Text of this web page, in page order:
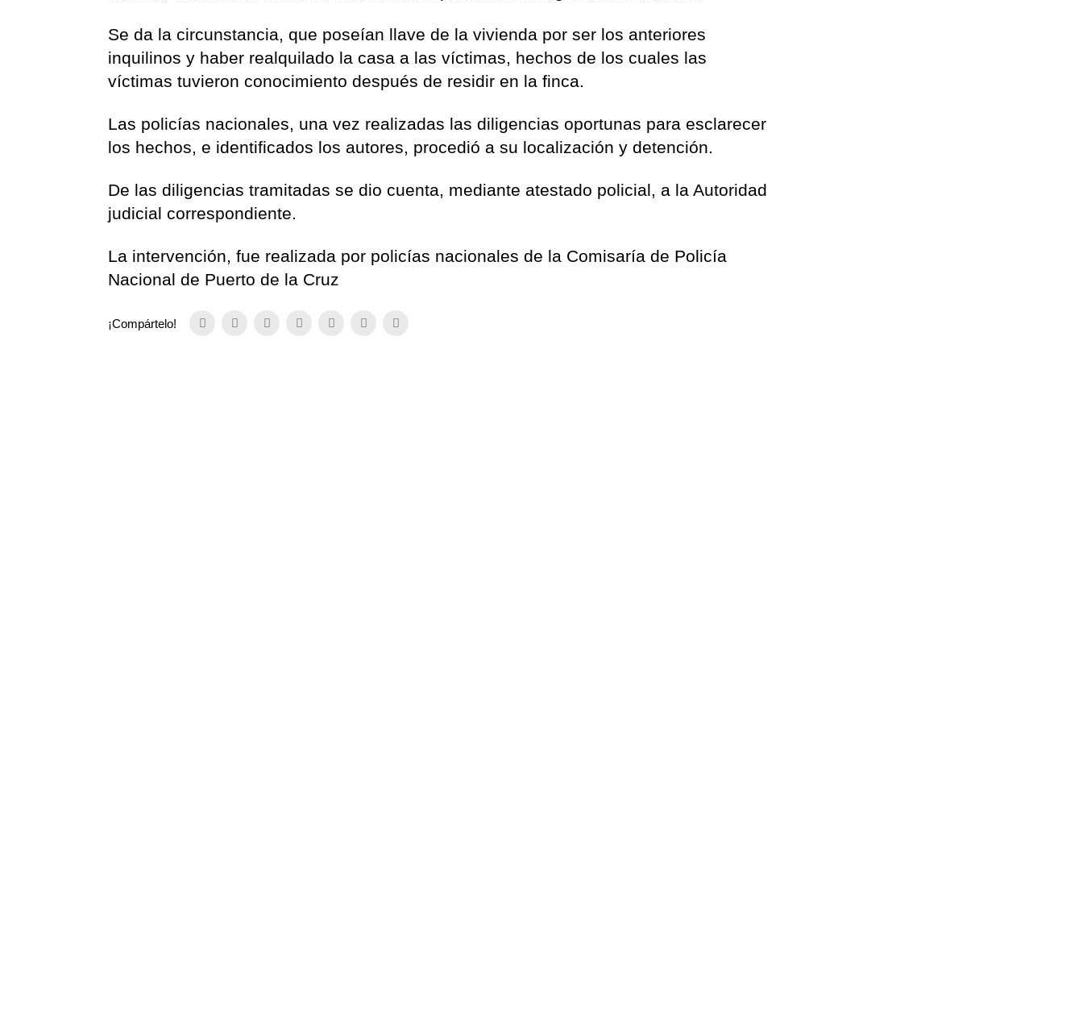
Se da la circunstancia, que poseían llave de la vivienda por ser los anteriores
inquilinos y haber realquilado la casa a las víctimas, hechos de los cuales las
víctimas tuvieron conocimiento después de residir en la finca.
Las policías nacionales, una vez realizadas las diligencias oportunas para esclarecer
los hechos, e identificados los autores, procedió a su localización y detención.
De las diligencias tramitadas se dio cuenta, mediante atestado policial, a la Autoridad
judicial correspondiente.
La intervención, fue realizada por policías nacionales de la Comisaría de Policía
Nacional de Puerto de la Cruz
¡Compártelo!